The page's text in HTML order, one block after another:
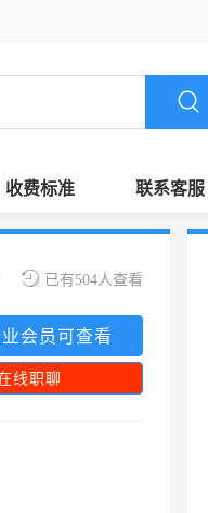
收费标准 联系客服
已有504人查看
会员可查看
线职聊